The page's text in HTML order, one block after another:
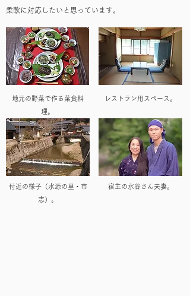
柔軟に対応したいと思っています。
地元の野菜で作る菜食料
理。
付近の様子（水源の里・市
志）。
レストラン用スペース。
宿主の水谷さん夫妻。